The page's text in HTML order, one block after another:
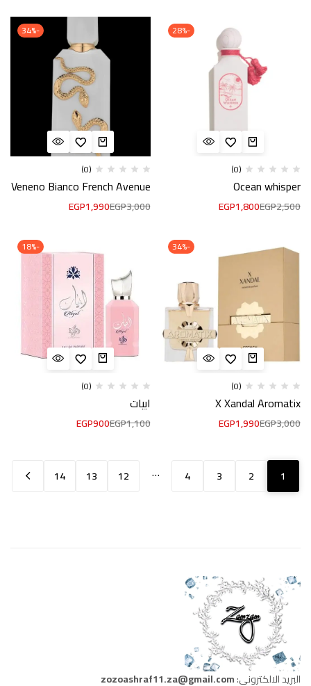
-28%
(0)
Ocean whisper
EGP2,500
EGP1,800
-34%
(0)
Veneno Bianco French Avenue
EGP3,000
EGP1,990
-34%
(0)
X Xandal Aromatix
EGP3,000
EGP1,990
-18%
(0)
ابيات
EGP1,100
EGP900
1
2
3
4
…
12
13
14
البريد الالكتروني:zozoashraf11.za@gmail.com